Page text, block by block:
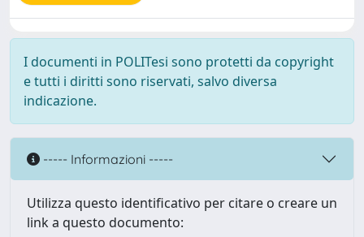
I documenti in POLITesi sono protetti da copyright
e tutti i diritti sono riservati, salvo diversa
indicazione.
----- Informazioni -----
Utilizza questo identificativo per citare o creare un
link a questo documento: